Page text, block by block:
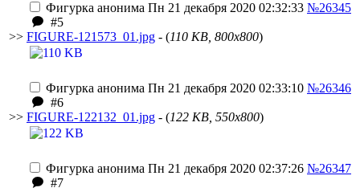
>>
Фигурка анонима Пн 21 декабря 2020 02:32:33 №26345
#5
FIGURE-121573_01.jpg - (110 KB, 800x800)
>>
Фигурка анонима Пн 21 декабря 2020 02:33:10 №26346
#6
FIGURE-122132_01.jpg - (122 KB, 550x800)
Фигурка анонима Пн 21 декабря 2020 02:37:26 №26347
#7